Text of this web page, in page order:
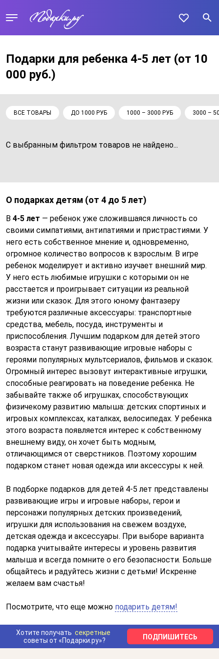
Подарки для ребенка 4-5 лет (от 10
000 руб.)
ВСЕ ТОВАРЫ ДО 1000 РУБ 1000 – 3000 РУБ 3000 –
С выбранным фильтром товаров не найдено...
О подарках детям (от 4 до 5 лет)
В 4-5 лет — ребенок уже сложившаяся личность со
своими симпатиями, антипатиями и пристрастиями. У
него есть собственное мнение и, одновременно,
огромное количество вопросов к взрослым. В игре
ребенок моделирует и активно изучает внешний мир.
У него есть любимые игрушки с которыми он не
расстается и проигрывает ситуации из реальной
жизни или сказок. Для этого юному фантазеру
требуются различные аксессуары: транспортные
средства, мебель, посуда, инструменты и
приспособления. Лучшим подарком для детей этого
возраста станут развивающие игровые наборы с
героями популярных мультсериалов, фильмов и сказок.
Огромный интерес вызовут интерактивные игрушки,
способные реагировать на поведение ребенка. Не
забывайте также об игрушках, способствующих
физичекому развитию малыша: детских спортиных и
игровых комплексах, каталках, велосипедах. У ребенка
этого возраста появляется интерес к собственному
внешнему виду, он хочет быть модным,
отличающимся от сверстников. Поэтому хорошим
подарком станет новая одежда или аксессуры к ней.
В подборке подарков для детей 4-5 лет представлены
развивающие игры и игровые наборы, герои и
персонажи популярных детских произведений,
игрушки для использования на свежем воздухе,
детская одежда и аксессуары. При выборе варианта
подарка учитывайте интересы и уровень развития
малыша и всегда помните о его безопасности. Больше
общайтесь и радуйтесь жизни с детьми! Искренне
желаем вам счастья!
Посмотрите, что еще можно подарить детям!
Хотите получать секретные
советы от «Подарки.ру»?
ПОДПИШИТЕСЬ